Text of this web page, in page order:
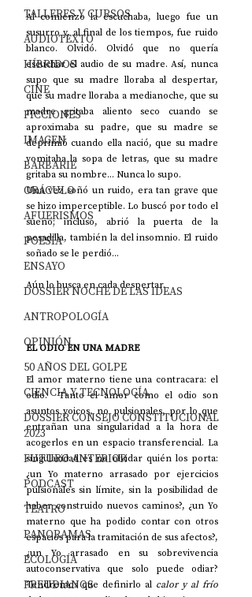
TALLERES Y CURSOS
AUDIOTEXTO
HÍBRIDOS
CINE
FICCIONES
IMAGEN
BARBARIE
ORÁCULO
AFUERISMOS
POESÍA
ENSAYO
DOSSIER NOCHE DE LAS IDEAS
ANTROPOLOGÍA
OPINIÓN
50 AÑOS DEL GOLPE
CIENCIA Y TECNOLOGÍA
DOSSIER CONSEJO CONSTITUCIONAL
2023
FUTURO ANTERIOR
PODCAST
TEATRO
PANORAMAS
ECOLOGÍA
FREUDIANOS
Al comienzo la escuchaba, luego fue un
susurro y, al final de los tiempos, fue ruido
blanco. Olvidó. Olvidó que no quería
escuchar el audio de su madre. Así, nunca
supo que su madre lloraba al despertar,
que su madre lloraba a medianoche, que su
madre gritaba aliento seco cuando se
aproximaba su padre, que su madre se
deprimió cuando ella nació, que su madre
vomitaba la sopa de letras, que su madre
gritaba su nombre... Nunca lo supo.
Una vez soñó un ruido, era tan grave que
se hizo imperceptible. Lo buscó por todo el
sueño; incluso, abrió la puerta de la
pesadilla, también la del insomnio. El ruido
soñado se le perdió...
Aún lo busca en cada despertar.
EL ODIO EN UNA MADRE
El amor materno tiene una contracara: el
odio.  Tanto el amor como el odio son
asuntos yoicos, no pulsionales, por lo que
entrañan una singularidad a la hora de
acogerlos en un espacio transferencial. La
singularidad es no olvidar quién los porta:
¿un Yo materno arrasado por ejercicios
pulsionales sin límite, sin la posibilidad de
haber construido nuevos caminos?, ¿un Yo
materno que ha podido contar con otros
espacios para la tramitación de sus afectos?,
¿un Yo arrasado en su sobrevivencia
autoconservativa que solo puede odiar?
Tendremos que definirlo al